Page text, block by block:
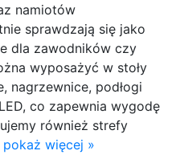
namiotów
sprawdzają się jako
dla zawodników czy
wyposażyć w stoły
nagrzewnice, podłogi
co zapewnia wygodę
również strefy
pokaż więcej »